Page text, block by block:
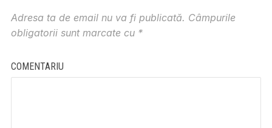
Adresa ta de email nu va fi publicată. Câmpurile
obligatorii sunt marcate cu *
COMENTARIU